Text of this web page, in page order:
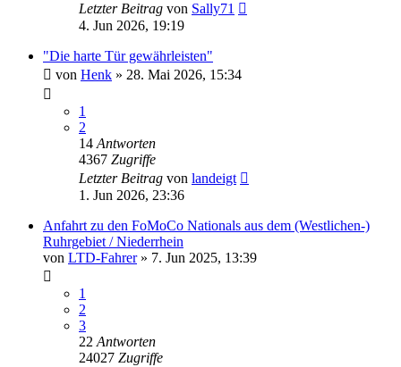
Letzter Beitrag von Sally71
4. Jun 2026, 19:19
"Die harte Tür gewährleisten"
von Henk » 28. Mai 2026, 15:34
1
2
14 Antworten
4367 Zugriffe
Letzter Beitrag von landeigt
1. Jun 2026, 23:36
Anfahrt zu den FoMoCo Nationals aus dem (Westlichen-)
Ruhrgebiet / Niederrhein
von LTD-Fahrer» 7. Jun 2025, 13:39
1
2
3
22 Antworten
24027 Zugriffe